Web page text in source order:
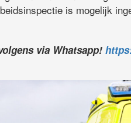
is mogelijk
via Whatsapp!